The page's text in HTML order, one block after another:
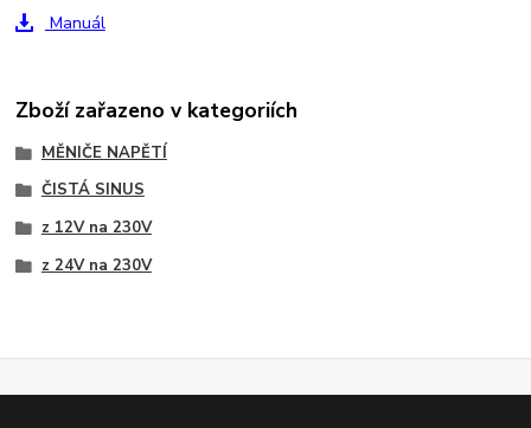
Manuál
Zboží zařazeno v kategoriích
MĚNIČE NAPĚTÍ
ČISTÁ SINUS
z 12V na 230V
z 24V na 230V